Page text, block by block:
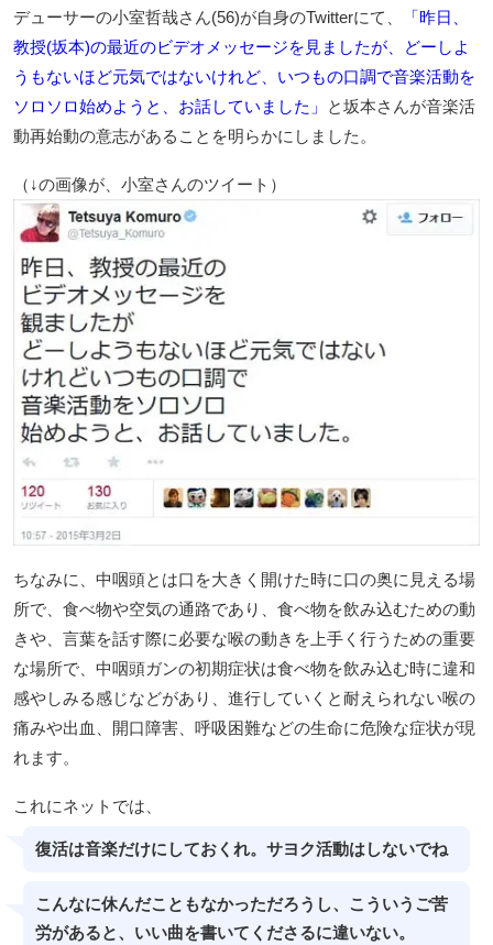
デューサーの小室哲哉さん(56)が自身のTwitterにて、
「昨日、
教授(坂本)の最近のビデオメッセージを見ましたが、どーしよ
うもないほど元気ではないけれど、いつもの口調で音楽活動を
ソロソロ始めようと、お話していました」
と坂本さんが音楽活
動再始動の意志があることを明らかにしました。
（↓の画像が、小室さんのツイート）
ちなみに、中咽頭とは口を大きく開けた時に口の奥に見える場
所で、食べ物や空気の通路であり、食べ物を飲み込むための動
きや、言葉を話す際に必要な喉の動きを上手く行うための重要
な場所で、中咽頭ガンの初期症状は食べ物を飲み込む時に違和
感やしみる感じなどがあり、進行していくと耐えられない喉の
痛みや出血、開口障害、呼吸困難などの生命に危険な症状が現
れます。
これにネットでは、
復活は音楽だけにしておくれ。サヨク活動はしないでね
こんなに休んだこともなかっただろうし、こういうご苦
労があると、いい曲を書いてくださるに違いない。